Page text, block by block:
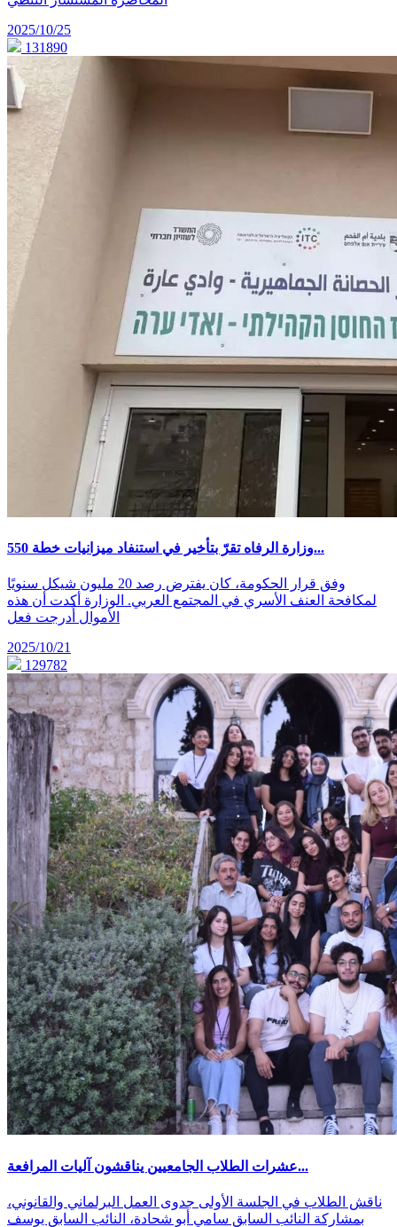
2025/10/25
131890
وزارة الرفاه تقرّ بتأخير في استنفاد ميزانيات خطة 550...
وفق قرار الحكومة، كان يفترض رصد 20 مليون شيكل سنويًا
لمكافحة العنف الأسري في المجتمع العربي. الوزارة أكدت أن هذه
الأموال أُدرجت فعل
2025/10/21
129782
عشرات الطلاب الجامعيين يناقشون آليات المرافعة...
ناقش الطلاب في الجلسة الأولى جدوى العمل البرلماني والقانوني،
بمشاركة النائب السابق سامي أبو شحادة، النائب السابق يوسف